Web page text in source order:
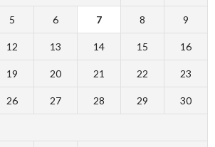
5 6 7 8 9
12 13 14 15 16
19 20 21 22 23
26 27 28 29 30